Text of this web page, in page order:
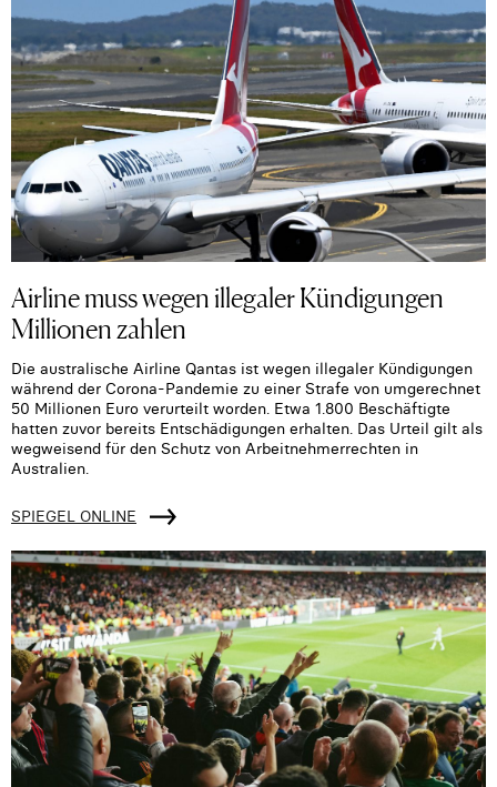
Airline muss wegen illegaler Kündigungen
Millionen zahlen
Die australische Airline Qantas ist wegen illegaler Kündigungen
während der Corona-Pandemie zu einer Strafe von umgerechnet
50 Millionen Euro verurteilt worden. Etwa 1.800 Beschäftigte
hatten zuvor bereits Entschädigungen erhalten. Das Urteil gilt als
wegweisend für den Schutz von Arbeitnehmerrechten in
Australien.
SPIEGEL ONLINE